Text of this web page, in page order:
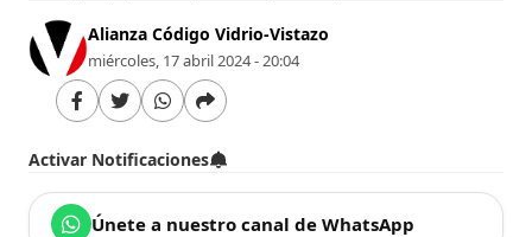
Alianza Código Vidrio-Vistazo
miércoles, 17 abril 2024 - 20:04
Activar Notificaciones
Únete a nuestro canal de WhatsApp